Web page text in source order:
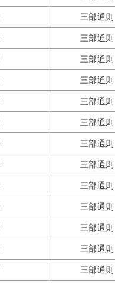
三部通则
三部通则
三部通则
三部通则
三部通则
三部通则
三部通则
三部通则
三部通则
三部通则
三部通则
三部通则
三部通则